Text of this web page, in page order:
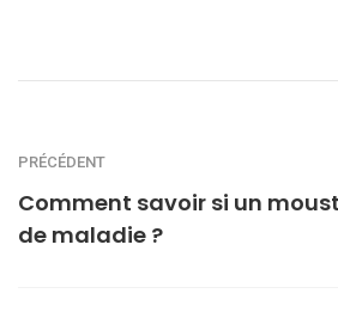
PRÉCÉDENT
Comment savoir si un
de maladie ?